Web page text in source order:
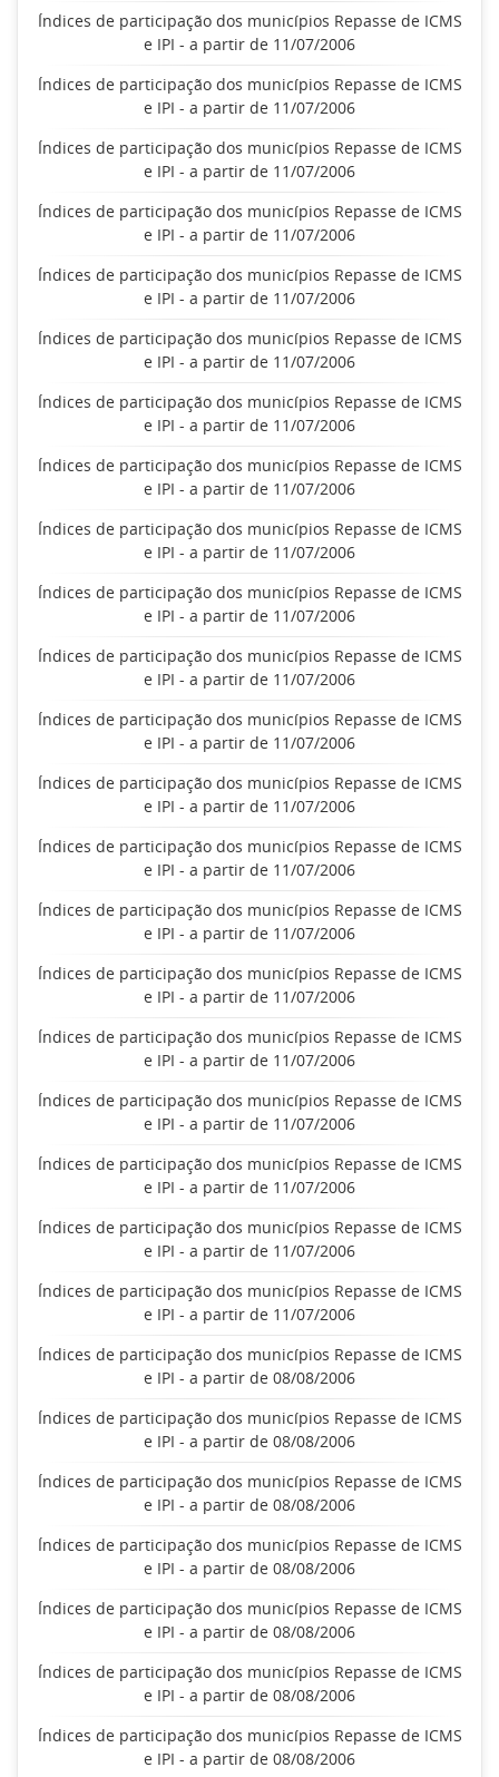
Índices de participação dos municípios Repasse de ICMS
e IPI - a partir de 11/07/2006
Índices de participação dos municípios Repasse de ICMS
e IPI - a partir de 11/07/2006
Índices de participação dos municípios Repasse de ICMS
e IPI - a partir de 11/07/2006
Índices de participação dos municípios Repasse de ICMS
e IPI - a partir de 11/07/2006
Índices de participação dos municípios Repasse de ICMS
e IPI - a partir de 11/07/2006
Índices de participação dos municípios Repasse de ICMS
e IPI - a partir de 11/07/2006
Índices de participação dos municípios Repasse de ICMS
e IPI - a partir de 11/07/2006
Índices de participação dos municípios Repasse de ICMS
e IPI - a partir de 11/07/2006
Índices de participação dos municípios Repasse de ICMS
e IPI - a partir de 11/07/2006
Índices de participação dos municípios Repasse de ICMS
e IPI - a partir de 11/07/2006
Índices de participação dos municípios Repasse de ICMS
e IPI - a partir de 11/07/2006
Índices de participação dos municípios Repasse de ICMS
e IPI - a partir de 11/07/2006
Índices de participação dos municípios Repasse de ICMS
e IPI - a partir de 11/07/2006
Índices de participação dos municípios Repasse de ICMS
e IPI - a partir de 11/07/2006
Índices de participação dos municípios Repasse de ICMS
e IPI - a partir de 11/07/2006
Índices de participação dos municípios Repasse de ICMS
e IPI - a partir de 11/07/2006
Índices de participação dos municípios Repasse de ICMS
e IPI - a partir de 11/07/2006
Índices de participação dos municípios Repasse de ICMS
e IPI - a partir de 11/07/2006
Índices de participação dos municípios Repasse de ICMS
e IPI - a partir de 11/07/2006
Índices de participação dos municípios Repasse de ICMS
e IPI - a partir de 11/07/2006
Índices de participação dos municípios Repasse de ICMS
e IPI - a partir de 11/07/2006
Índices de participação dos municípios Repasse de ICMS
e IPI - a partir de 08/08/2006
Índices de participação dos municípios Repasse de ICMS
e IPI - a partir de 08/08/2006
Índices de participação dos municípios Repasse de ICMS
e IPI - a partir de 08/08/2006
Índices de participação dos municípios Repasse de ICMS
e IPI - a partir de 08/08/2006
Índices de participação dos municípios Repasse de ICMS
e IPI - a partir de 08/08/2006
Índices de participação dos municípios Repasse de ICMS
e IPI - a partir de 08/08/2006
Índices de participação dos municípios Repasse de ICMS
e IPI - a partir de 08/08/2006